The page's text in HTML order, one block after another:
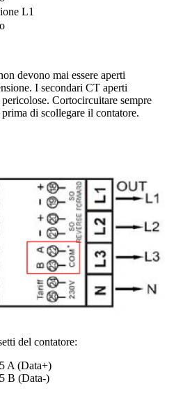
L1
devono mai essere aperti
I secondari CT aperti
Cortocircuitare sempre
di scollegare il contatore.
del contatore:
A (Data+)
B (Data-)